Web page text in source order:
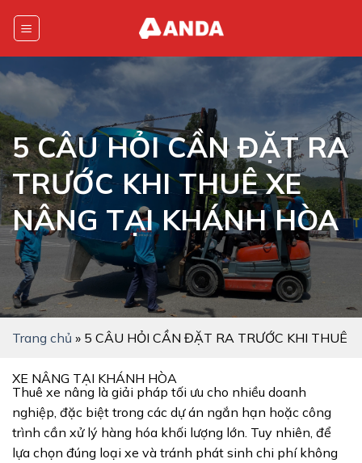
5 CÂU HỎI CẦN ĐẶT RA
TRƯỚC KHI THUÊ XE
NÂNG TẠI KHÁNH HÒA
Trang chủ » 5 CÂU HỎI CẦN ĐẶT RA TRƯỚC KHI THUÊ
XE NÂNG TẠI KHÁNH HÒA
Thuê xe nâng là giải pháp tối ưu cho nhiều doanh
nghiệp, đặc biệt trong các dự án ngắn hạn hoặc công
trình cần xử lý hàng hóa khối lượng lớn. Tuy nhiên, để
lựa chọn đúng loại xe và tránh phát sinh chi phí không